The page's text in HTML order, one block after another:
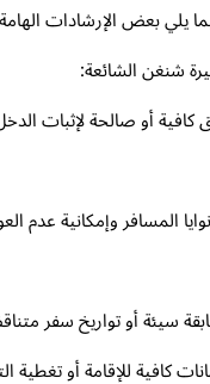
يلي بعض الإرشادات
الشائعة:
كافية أو صالحة لإثبات
المسافر وإمكانية عدم